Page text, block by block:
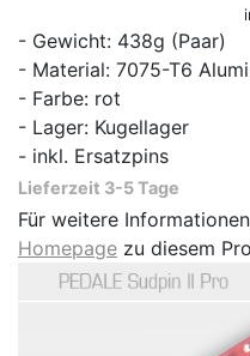
- Gewicht: 438g (Paar)
- Material: 7075-T6
- Farbe: rot
- Lager: Kugellager
- inkl. Ersatzpins
Lieferzeit 3-5 Tage
Für weitere
Homepage zu diesem